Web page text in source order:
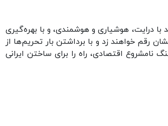
با درایت، هوشیاری و هوشمندی، و با بهره‌گیری
رقم خواهند زد و با برداشتن بار تحریم‌ها از
اقتصادی، راه را برای ساختن ایرانی